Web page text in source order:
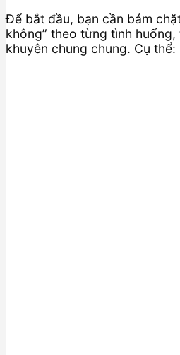
Để bắt đầu, bạn cần bám
không” theo từng tình
khuyên chung chung. Cụ thể: